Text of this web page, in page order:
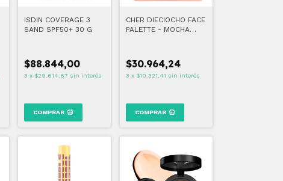
ISDIN COVERAGE 3
SAND SPF50+ 30 G
$88.844,00
3 x $29.614,67 sin interés
COMPRAR
CHER DIECIOCHO FACE
PALETTE - MOCHA
$30.964,24
3 x $10.321,41 sin interés
COMPRAR